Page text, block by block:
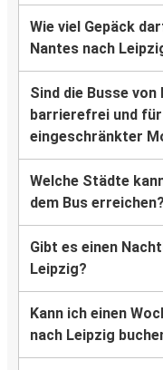
Wie viel Gepäck
Nantes nach
Sind die Busse
barrierefrei und
eingeschränkter
Welche Städte
dem Bus erreichen?
Gibt es einen
Leipzig?
Kann ich einen
nach Leipzig